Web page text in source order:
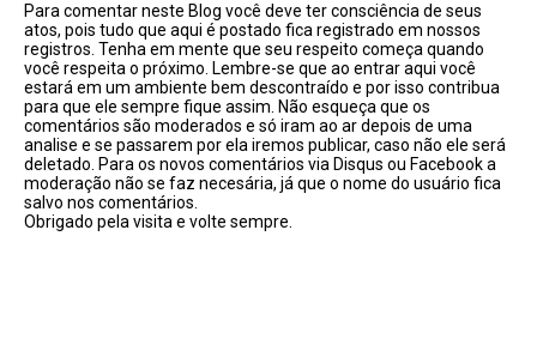
Para comentar neste Blog você deve ter consciência de seus
atos, pois tudo que aqui é postado fica registrado em nossos
registros. Tenha em mente que seu respeito começa quando
você respeita o próximo. Lembre-se que ao entrar aqui você
estará em um ambiente bem descontraído e por isso contribua
para que ele sempre fique assim. Não esqueça que os
comentários são moderados e só iram ao ar depois de uma
analise e se passarem por ela iremos publicar, caso não ele será
deletado. Para os novos comentários via Disqus ou Facebook a
moderação não se faz necesária, já que o nome do usuário fica
salvo nos comentários.
Obrigado pela visita e volte sempre.